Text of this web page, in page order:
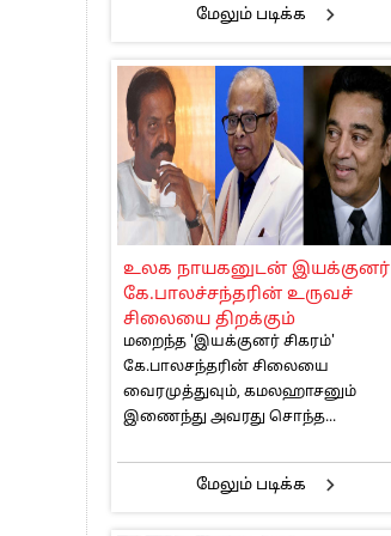
மேலும் படிக்க
உலக நாயகனுடன் இயக்குனர்
கே.பாலச்சந்தரின் உருவச்
சிலையை திறக்கும்
வைரமுத்து
மறைந்த 'இயக்குனர் சிகரம்'
கே.பாலசந்தரின் சிலையை
வைரமுத்துவும், கமலஹாசனும்
இணைந்து அவரது சொந்த...
மேலும் படிக்க